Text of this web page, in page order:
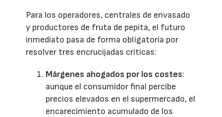
Para los operadores, centrales de envasado
y productores de fruta de pepita, el futuro
inmediato pasa de forma obligatoria por
resolver tres encrucijadas críticas:
Márgenes ahogados por los costes:
aunque el consumidor final percibe
precios elevados en el supermercado, el
encarecimiento acumulado de los